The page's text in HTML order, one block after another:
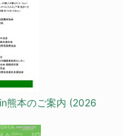
熊本のご案内 (2026